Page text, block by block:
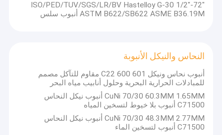
ISO/PED/TUV/SGS/LR/BV Hastelloy G-30 1/2"-72"
ASTM B622/SB622 ASME B36.19M أنبوب سلس
النحاس والنيكل الأنبوبة
أنبوب نحاس ونيكل C22 600 601 مقاوم للتآكل مصمم
للمبادلات الحرارية البحرية وحلول أنابيب مياه البحر
CuNi 70/30 60.3MM 1.65MM أنبوب نيكل النحاس
C71500 أنبوب بلا خيوط لتسخين المياه
CuNi 70/30 48.3MM 2.77MM أنبوب نيكل النحاس
C71500 أنبوب لتسخين الماء